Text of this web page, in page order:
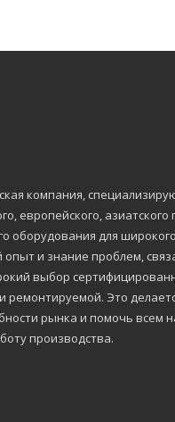
компания,
европейского,
оборудования для
и знание проблем,
выбор
ремонтируемой. Это
рынка и помочь всем
производства.